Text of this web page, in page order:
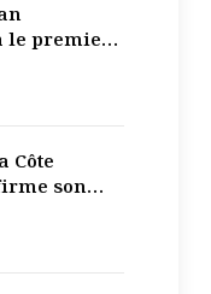
le premier
de
Côte
son